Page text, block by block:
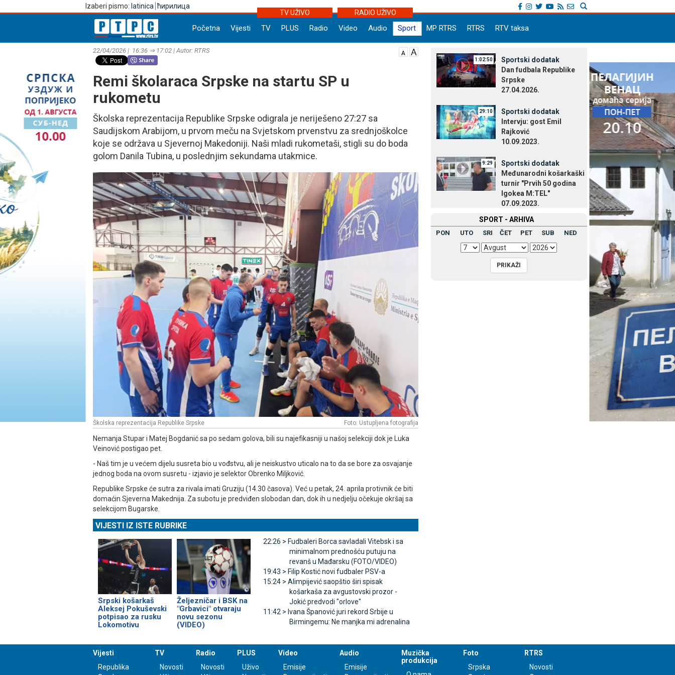
Izaberi pismo: latinica ћирилица
TV UŽIVO
RADIO UŽIVO
Početna Vijesti TV PLUS Radio Video Audio Sport MP RTRS RTRS RTV taksa
22/04/2026 | 16:36 ⇒ 17:02 | Autor: RTRS
Remi školaraca Srpske na startu SP u
rukometu
Školska reprezentacija Republike Srpske odigrala je neriješeno 27:27 sa
Saudijskom Arabijom, u prvom meču na Svjetskom prvenstvu za srednjoškolce
koje se održava u Sjevernoj Makedoniji. Naši mladi rukometaši, stigli su do boda
golom Danila Tubina, u poslednjim sekundama utakmice.
Školska reprezentacija Republike Srpske Foto: Ustupljena fotografija
Nemanja Stupar i Matej Bogdanić sa po sedam golova, bili su najefikasniji u našoj selekciji dok je Luka
Veinović postigao pet.
- Naš tim je u većem dijelu susreta bio u vođstvu, ali je neiskustvo uticalo na to da se bore za osvajanje
jednog boda na ovom susretu - izjavio je selektor Obrenko Miljković.
Republike Srpske će sutra za rivala imati Gruziju (14.30 časova). Već u petak, 24. aprila protivnik će biti
domaćin Sjeverna Makednija. Za subotu je predviđen slobodan dan, dok ih u nedjelju očekuje okršaj sa
selekcijom Bugarske.
VIJESTI IZ ISTE RUBRIKE
Srpski košarkaš
Aleksej Pokuševski
potpisao za rusku
Lokomotivu
Željezničar i BSK na
"Grbavici" otvaraju
novu sezonu
(VIDEO)
22:26 > Fudbaleri Borca savladali Vitebsk i sa
minimalnom prednošću putuju na
revanš u Mađarsku (FOTO/VIDEO)
19:43 > Filip Kostić novi fudbaler PSV-a
15:24 > Alimpijević saopštio širi spisak
košarkaša za avgustovski prozor -
Јokić predvodi "orlove"
11:42 > Ivana Španović juri rekord Srbije u
Birmingemu: Ne manjka mi adrenalina
1:02:50
Sportski dodatak
Dan fudbala Republike
Srpske
27.04.2026.
29:10
Sportski dodatak
Intervju: gost Emil
Rajković
10.09.2023.
9:29
Sportski dodatak
Međunarodni košarkaški
turnir "Prvih 50 godina
Igokea M:TEL"
07.09.2023.
SPORT - ARHIVA
PON UTO SRI ČET PET SUB NED
Vijesti
Republika
TV
Novosti
Radio
Novosti
PLUS
Uživo
Video
Emisije
Audio
Emisije
Muzička
produkcija
Foto
Srpska
RTRS
Novosti